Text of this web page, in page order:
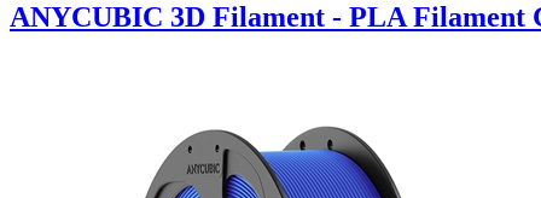
ANYCUBIC 3D Filament - PLA Filament